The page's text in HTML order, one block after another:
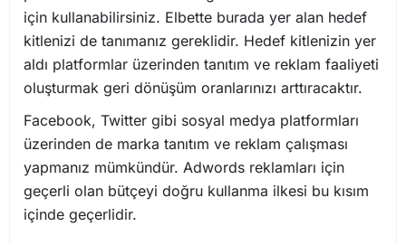
için kullanabilirsiniz. Elbette burada yer alan hedef
kitlenizi de tanımanız gereklidir. Hedef kitlenizin yer
aldı platformlar üzerinden tanıtım ve reklam faaliyeti
oluşturmak geri dönüşüm oranlarınızı arttıracaktır.
Facebook, Twitter gibi sosyal medya platformları
üzerinden de marka tanıtım ve reklam çalışması
yapmanız mümkündür. Adwords reklamları için
geçerli olan bütçeyi doğru kullanma ilkesi bu kısım
içinde geçerlidir.